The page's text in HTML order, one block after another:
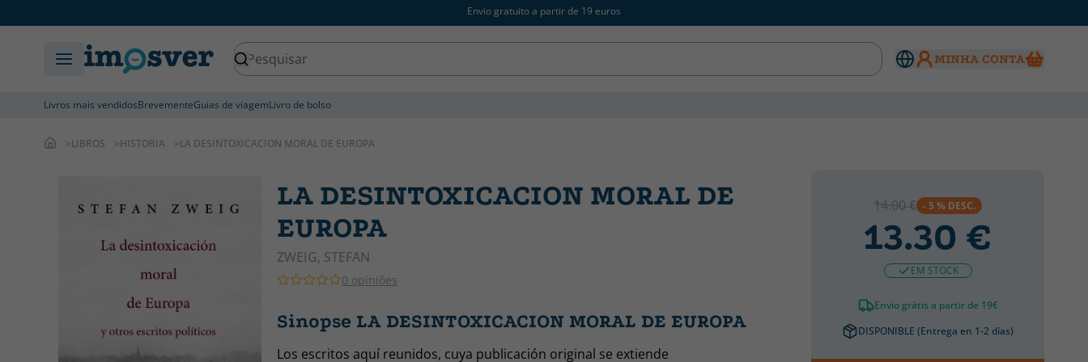
Envio gratuito a partir de 19 euros
MINHA CONTA
Livros mais vendidosBrevementeGuias de viagemLivro de bolso
LIBROS HISTORIA LA DESINTOXICACION MORAL DE EUROPA
LA DESINTOXICACION MORAL DE
EUROPA
ZWEIG, STEFAN
0 opiniões
Sinopse LA DESINTOXICACION MORAL DE EUROPA
Los escritos aquí reunidos, cuya publicación original se extiende
14.00 € - 5 % DESC.
13.30 €
EM STOCK
Envio grátis a partir de 19€
DISPONIBLE (Entrega en 1-2 días)